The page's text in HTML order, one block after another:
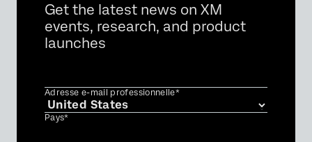
Get the latest news on XM
events, research, and product
launches
Adresse e-mail professionnelle*
Pays*